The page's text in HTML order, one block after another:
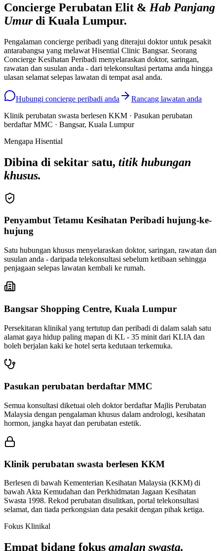
Concierge Perubatan Elit & Hab Panjang
Umur di Kuala Lumpur.
Pengalaman concierge peribadi yang diterajui doktor untuk pesakit
antarabangsa yang melawat Hisential Clinic Bangsar. Seorang
Concierge Kesihatan Peribadi menyelaraskan doktor, saringan,
rawatan dan susulan anda - dari telekonsultasi pertama anda hingga
ulasan selamat selepas lawatan di tempat asal anda.
Hubungi concierge peribadi anda
Rancang lawatan anda
Klinik perubatan swasta berlesen KKM · Pasukan perubatan
berdaftar MMC · Bangsar, Kuala Lumpur
Mengapa Hisential
Dibina di sekitar satu, titik hubungan
khusus.
Penyambut Tetamu Kesihatan Peribadi hujung-ke-
hujung
Satu hubungan khusus menyelaraskan doktor, saringan, rawatan dan
susulan anda - daripada telekonsultasi sebelum ketibaan sehingga
penjagaan selepas lawatan kembali ke rumah.
Bangsar Shopping Centre, Kuala Lumpur
Persekitaran klinikal yang tertutup dan peribadi di dalam salah satu
alamat gaya hidup paling mapan di KL - 35 minit dari KLIA dan
boleh berjalan kaki ke hotel serta kedutaan terkemuka.
Pasukan perubatan berdaftar MMC
Semua konsultasi diketuai oleh doktor berdaftar Majlis Perubatan
Malaysia dengan pengalaman khusus dalam andrologi, kesihatan
hormon, jangka hayat dan perubatan estetik.
Klinik perubatan swasta berlesen KKM
Berlesen di bawah Kementerian Kesihatan Malaysia (KKM) di
bawah Akta Kemudahan dan Perkhidmatan Jagaan Kesihatan
Swasta 1998. Rekod perubatan disulitkan, portal telekonsultasi
selamat, dan tiada perkongsian data pesakit dengan pihak ketiga.
Fokus Klinikal
Empat bidang fokus amalan swasta.